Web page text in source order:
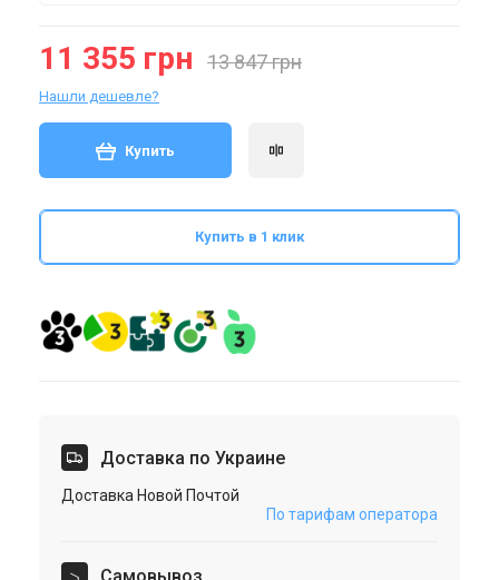
11 355 грн 13 847 грн
Нашли дешевле?
Купить
Купить в 1 клик
Доставка по Украине
Доставка Новой Почтой
По тарифам оператора